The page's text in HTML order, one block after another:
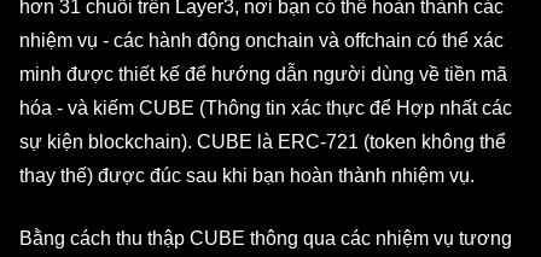
hơn 31 chuỗi trên Layer3, nơi bạn có thể hoàn thành các
nhiệm vụ - các hành động onchain và offchain có thể xác
minh được thiết kế để hướng dẫn người dùng về tiền mã
hóa - và kiếm CUBE (Thông tin xác thực để Hợp nhất các
sự kiện blockchain). CUBE là ERC-721 (token không thể
thay thế) được đúc sau khi bạn hoàn thành nhiệm vụ.
Bằng cách thu thập CUBE thông qua các nhiệm vụ tương